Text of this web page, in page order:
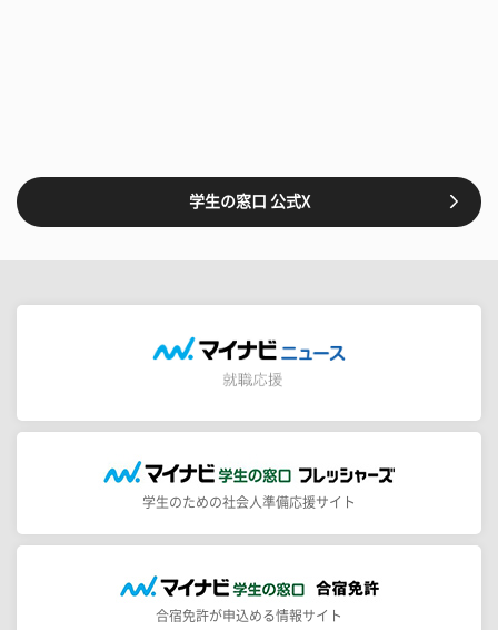
学生の窓口 公式X
学生のための社会人準備応援サイト
合宿免許が申込める情報サイト